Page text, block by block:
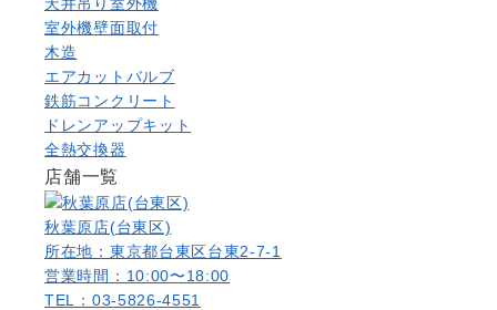
室外機壁面取付
木造
エアカットバルブ
鉄筋コンクリート
ドレンアップキット
全熱交換器
店舗一覧
秋葉原店(台東区)
所在地：東京都台東区台東2-7-1
営業時間：10:00〜18:00
TEL：03-5826-4551